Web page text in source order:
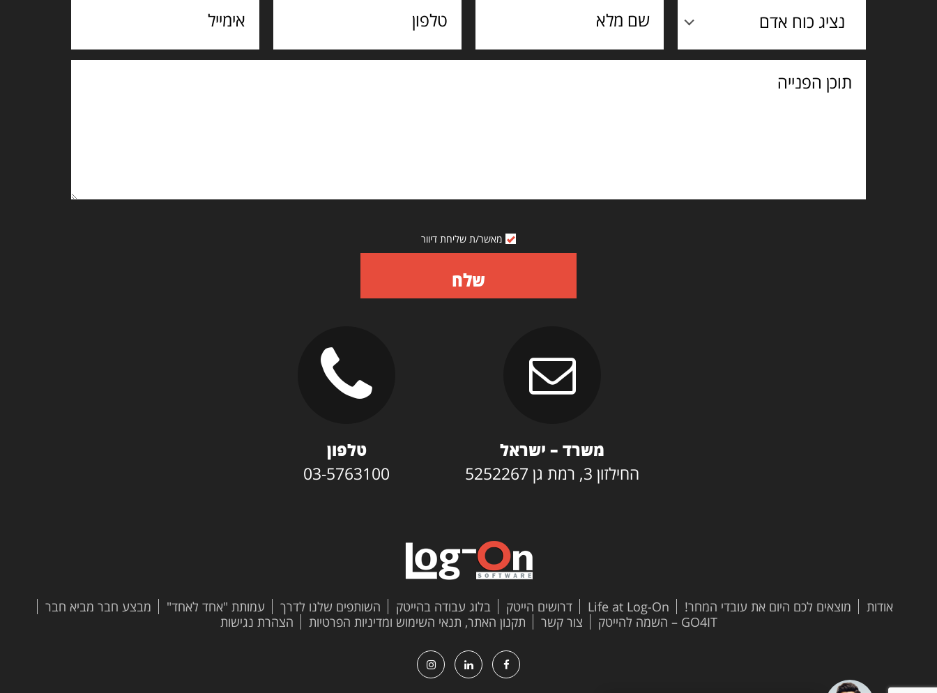
נציג כוח אדם
תוכן
מאשר/ת שליחת דיוור
שלח
משרד – ישראל
החילזון 3, רמת גן 5252267
טלפון
03-5763100
אודות מוצאים לכם היום את עובדי המחר! Life at Log-On דרושים הייטק בלוג עבודה בהייטק השותפים שלנו לדרך עמותת "אחד לאחד"
מבצע חבר מביא חבר
GO4IT – השמה להייטק
צור קשר תקנון האתר, תנאי השימוש ומדיניות הפרטיות הצהרת נגישות